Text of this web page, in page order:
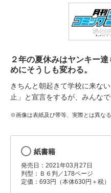
２年の夏休みはヤンキー
めにそうしも変わる。
きちんと朝起きて学校に来な
止」と宣言をするが、みんな
※画像は表紙及び帯等、実際とは異なる
紙書籍
発売日：2021年03月27日
判型：Ｂ６判／178ページ
定価：693円（本体630円＋税）